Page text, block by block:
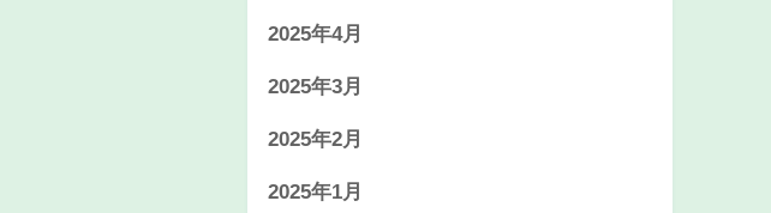
2025年4月
2025年3月
2025年2月
2025年1月